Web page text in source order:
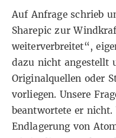
Auf Anfrage schrieb
Sharepic zur
weiterverbreitet“,
dazu nicht angestellt
Originalquellen oder
vorliegen. Unsere
beantwortete er nicht.
Endlagerung von